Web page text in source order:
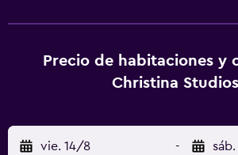
Precio de habitaciones y
Christina Studios
vie. 14/8 -